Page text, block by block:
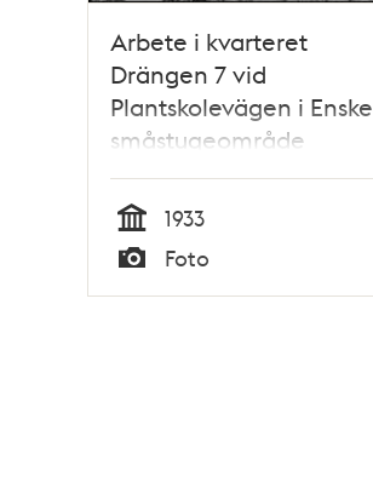
Arbete i kvarteret
Drängen 7 vid
Plantskolevägen i
småstugeområde
Tid
1933
Foto